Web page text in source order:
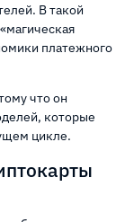
В такой
платежного
что он
которые
цикле.